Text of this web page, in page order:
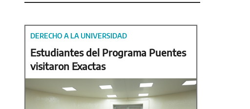
DERECHO A LA UNIVERSIDAD
Estudiantes del Programa Puentes
visitaron Exactas